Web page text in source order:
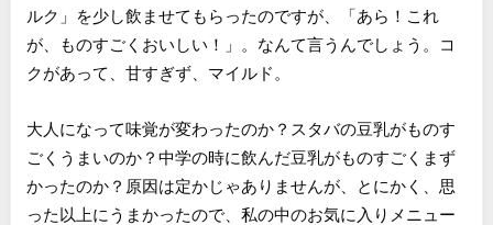
ルク」を少し飲ませてもらったのですが、「あら！これ
が、ものすごくおいしい！」。なんて言うんでしょう。コ
クがあって、甘すぎず、マイルド。
大人になって味覚が変わったのか？スタバの豆乳がものす
ごくうまいのか？中学の時に飲んだ豆乳がものすごくまず
かったのか？原因は定かじゃありませんが、とにかく、思
った以上にうまかったので、私の中のお気に入りメニュー